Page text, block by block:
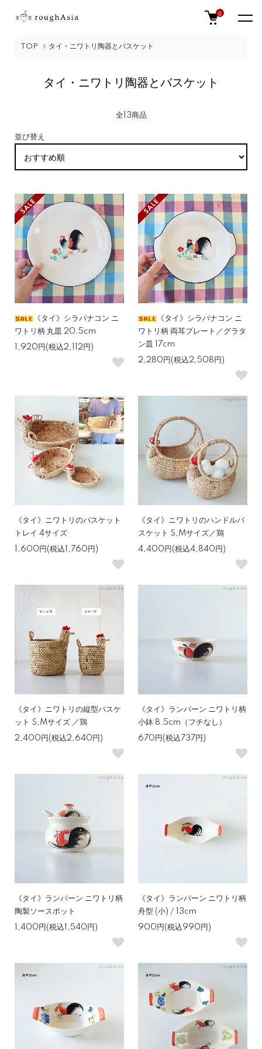
0
TOP タイ・ニワトリ陶器とバスケット
タイ・ニワトリ陶器とバスケット
全13商品
並び替え
《タイ》シラパナコン ニ
ワトリ柄 丸皿 20.5cm
1,920円(税込2,112円)
《タイ》シラパナコン ニ
ワトリ柄 両耳プレート／グラタ
ン皿 17cm
2,280円(税込2,508円)
《タイ》ニワトリのバスケット
トレイ 4サイズ
1,600円(税込1,760円)
《タイ》ニワトリのハンドルバ
スケット S,Mサイズ／鶏
4,400円(税込4,840円)
《タイ》ニワトリの縦型バスケ
ット S,Mサイズ ／鶏
2,400円(税込2,640円)
《タイ》ランパーン ニワトリ柄
小鉢 8.5cm（フチなし）
670円(税込737円)
《タイ》ランパーン ニワトリ柄
陶製ソースポット
1,400円(税込1,540円)
《タイ》ランパーン ニワトリ柄
舟型 (小) / 13cm
900円(税込990円)